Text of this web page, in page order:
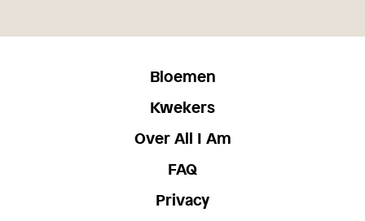
Bloemen
Kwekers
Over All I Am
FAQ
Privacy